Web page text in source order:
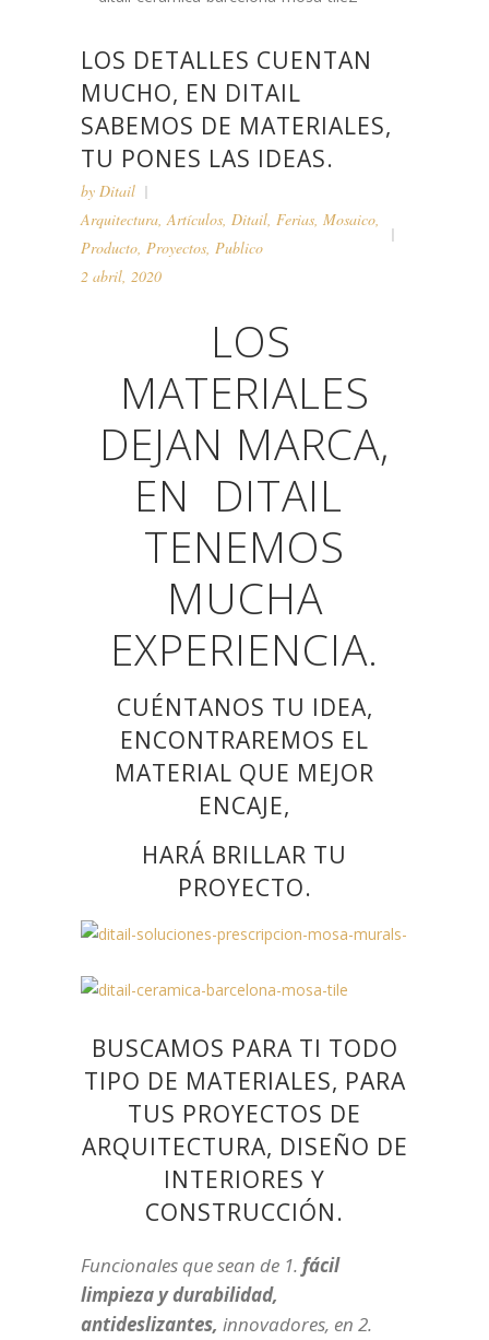
LOS DETALLES CUENTAN
MUCHO, EN DITAIL
SABEMOS DE MATERIALES,
TU PONES LAS IDEAS.
by Ditail
Arquitectura,Artículos, Ditail, Ferias, Mosaico,
Producto, Proyectos, Publico
2 abril, 2020
LOS
MATERIALES
DEJAN MARCA,
EN DITAIL
TENEMOS
MUCHA
EXPERIENCIA.
CUÉNTANOS TU IDEA,
ENCONTRAREMOS EL
MATERIAL QUE MEJOR
ENCAJE,
HARÁ BRILLAR TU
PROYECTO.
BUSCAMOS PARA TI TODO
TIPO DE MATERIALES, PARA
TUS PROYECTOS DE
ARQUITECTURA, DISEÑO DE
INTERIORES Y
CONSTRUCCIÓN.
Funcionales que sean de 1. fácil
limpieza y durabilidad,
antideslizantes, innovadores, en 2.